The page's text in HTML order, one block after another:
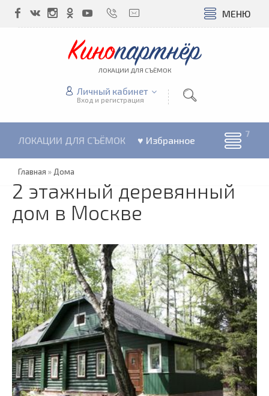
МЕНЮ
Кинопартнёр
ЛОКАЦИИ ДЛЯ СЪЁМОК
Личный кабинет
Вход и регистрация
ЛОКАЦИИ ДЛЯ СЪЁМОК ♥ Избранное
Главная » Дома
2 этажный деревянный
дом в Москве